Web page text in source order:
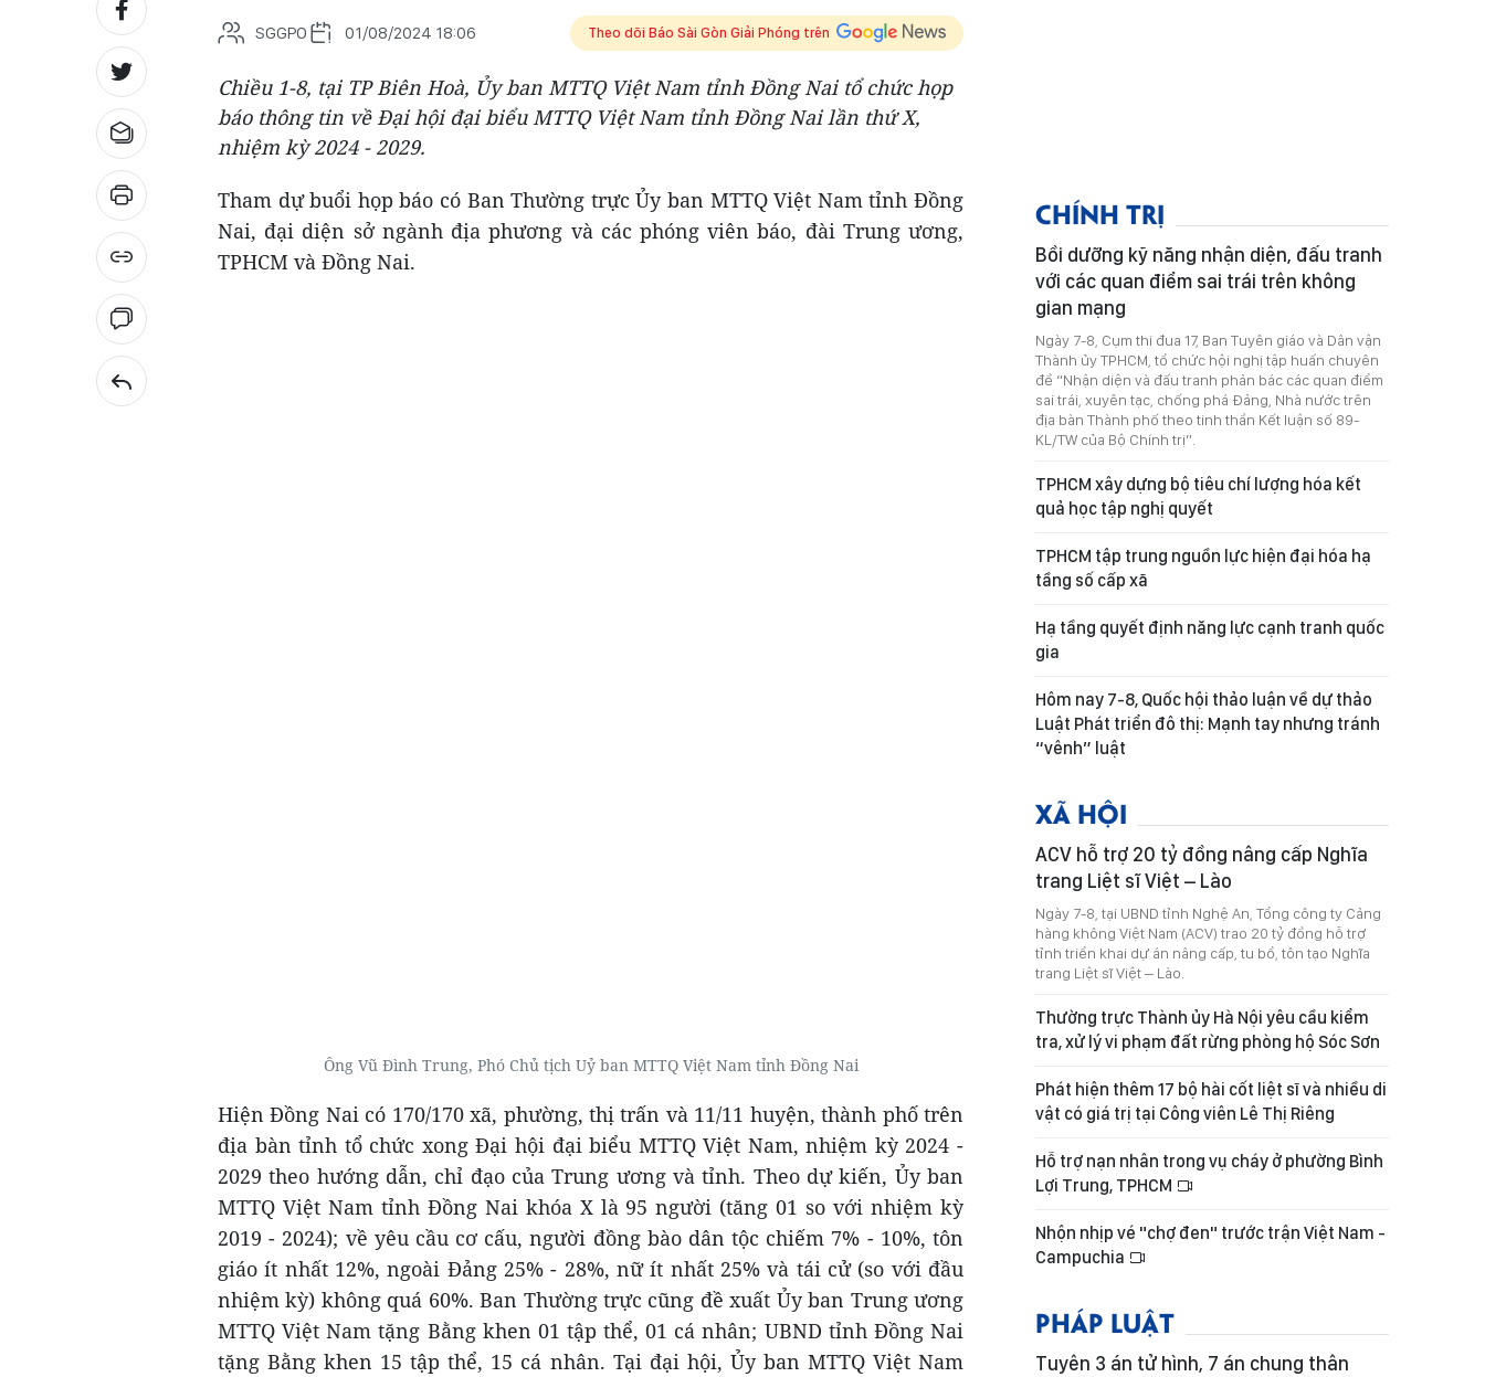
SGGPO 01/08/2024 18:06 Theo dõi Báo Sài Gòn Giải Phóng trên
Chiều 1-8, tại TP Biên Hoà, Ủy ban MTTQ Việt Nam tỉnh Đồng Nai tổ chức họp
báo thông tin về Đại hội đại biểu MTTQ Việt Nam tỉnh Đồng Nai lần thứ X,
nhiệm kỳ 2024 - 2029.
Tham dự buổi họp báo có Ban Thường trực Ủy ban MTTQ Việt Nam tỉnh Đồng
Nai, đại diện sở ngành địa phương và các phóng viên báo, đài Trung ương,
TPHCM và Đồng Nai.
Ông Vũ Đình Trung, Phó Chủ tịch Uỷ ban MTTQ Việt Nam tỉnh Đồng Nai
Hiện Đồng Nai có 170/170 xã, phường, thị trấn và 11/11 huyện, thành phố trên
địa bàn tỉnh tổ chức xong Đại hội đại biểu MTTQ Việt Nam, nhiệm kỳ 2024 -
2029 theo hướng dẫn, chỉ đạo của Trung ương và tỉnh. Theo dự kiến, Ủy ban
MTTQ Việt Nam tỉnh Đồng Nai khóa X là 95 người (tăng 01 so với nhiệm kỳ
2019 - 2024); về yêu cầu cơ cấu, người đồng bào dân tộc chiếm 7% - 10%, tôn
giáo ít nhất 12%, ngoài Đảng 25% - 28%, nữ ít nhất 25% và tái cử (so với đầu
nhiệm kỳ) không quá 60%. Ban Thường trực cũng đề xuất Ủy ban Trung ương
MTTQ Việt Nam tặng Bằng khen 01 tập thể, 01 cá nhân; UBND tỉnh Đồng Nai
tặng Bằng khen 15 tập thể, 15 cá nhân. Tại đại hội, Ủy ban MTTQ Việt Nam
CHÍNH TRỊ
Bồi dưỡng kỹ năng nhận diện, đấu tranh
với các quan điểm sai trái trên không
gian mạng
Ngày 7-8, Cụm thi đua 17, Ban Tuyên giáo và Dân vận
Thành ủy TPHCM, tổ chức hội nghị tập huấn chuyên
đề “Nhận diện và đấu tranh phản bác các quan điểm
sai trái, xuyên tạc, chống phá Đảng, Nhà nước trên
địa bàn Thành phố theo tinh thần Kết luận số 89-
KL/TW của Bộ Chính trị”.
TPHCM xây dựng bộ tiêu chí lượng hóa kết
quả học tập nghị quyết
TPHCM tập trung nguồn lực hiện đại hóa hạ
tầng số cấp xã
Hạ tầng quyết định năng lực cạnh tranh quốc
gia
Hôm nay 7-8, Quốc hội thảo luận về dự thảo
Luật Phát triển đô thị: Mạnh tay nhưng tránh
“vênh” luật
XÃ HỘI
ACV hỗ trợ 20 tỷ đồng nâng cấp Nghĩa
trang Liệt sĩ Việt – Lào
Ngày 7-8, tại UBND tỉnh Nghệ An, Tổng công ty Cảng
hàng không Việt Nam (ACV) trao 20 tỷ đồng hỗ trợ
tỉnh triển khai dự án nâng cấp, tu bổ, tôn tạo Nghĩa
trang Liệt sĩ Việt – Lào.
Thường trực Thành ủy Hà Nội yêu cầu kiểm
tra, xử lý vi phạm đất rừng phòng hộ Sóc Sơn
Phát hiện thêm 17 bộ hài cốt liệt sĩ và nhiều di
vật có giá trị tại Công viên Lê Thị Riêng
Hỗ trợ nạn nhân trong vụ cháy ở phường Bình
Lợi Trung, TPHCM
Nhộn nhịp vé "chợ đen" trước trận Việt Nam -
Campuchia
PHÁP LUẬT
Tuyên 3 án tử hình, 7 án chung thân